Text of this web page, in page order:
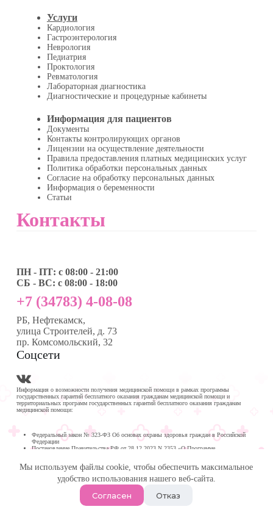
Мы используем файлы cookie, чтобы обеспечить максимальное
удобство использования нашего веб-сайта.
Согласен Отказ
Услуги
Кардиология
Гастроэнтерология
Неврология
Педиатрия
Проктология
Ревматология
Лабораторная диагностика
Диагностические и процедурные кабинеты
Информация для пациентов
Документы
Контакты контролирующих органов
Лицензии на осуществление деятельности
Правила предоставления платных медицинских услуг
Политика обработки персональных данных
Согласие на обработку персональных данных
Информация о беременности
Статьи
Контакты
ПН - ПТ: с 08:00 - 21:00
СБ - ВС: с 08:00 - 18:00
+7 (34783) 4-08-08
РБ, Нефтекамск,
улица Строителей, д. 73
пр. Комсомольский, 32
Соцсети
Информация о возможности получения медицинской помощи в рамках программы
государственных гарантий бесплатного оказания гражданам медицинской помощи и
территориальных программ государственных гарантий бесплатного оказания гражданам
медицинской помощи:
Федеральный закон № 323-ФЗ Об основах охраны здоровья граждан в Российской
Федерации
Постановление Правительства РФ от 28.12.2023 N 2353 «О Программе
Программа государственных гарантий бесплатного оказания гражданам медицинской
Республике Башкортостан на 2024 год и на плановый период 2025 и 2026 годов
Медика Плюс
| Многопрофильная клиника в